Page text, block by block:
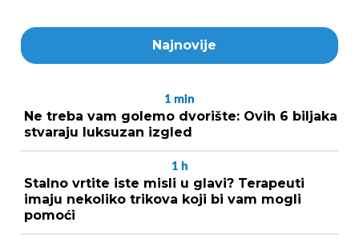
Najnovije
1 min
Ne treba vam golemo dvorište: Ovih 6 biljaka
stvaraju luksuzan izgled
1 h
Stalno vrtite iste misli u glavi? Terapeuti
imaju nekoliko trikova koji bi vam mogli
pomoći